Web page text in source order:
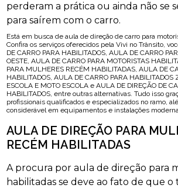
perderam a prática ou ainda não se
para saírem com o carro.
Está em busca de aula de direção de carro para
Confira os serviços oferecidos pela Vivi no Trânsito,
DE CARRO PARA HABILITADOS, AULA DE CARRO
OESTE, AULA DE CARRO PARA MOTORISTAS
PARA MULHERES RECÉM HABILITADAS, AULA DE
HABILITADOS, AULA DE CARRO PARA HABILITADOS
ESCOLA E MOTO ESCOLA e AULA DE DIREÇÃO DE
HABILITADOS, entre outras alternativas. Tudo isso
profissionais qualificados e especializados no ramo,
considerável em equipamentos e instalações
AULA DE DIREÇÃO PARA
RECÉM HABILITADAS
A procura por aula de direção para
habilitadas se deve ao fato de que o